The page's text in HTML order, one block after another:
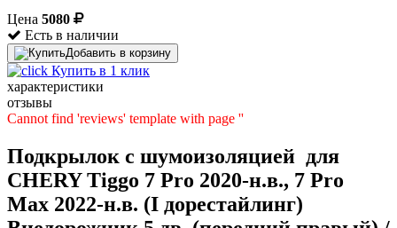
Цена 5080
Есть в наличии
Добавить в корзину
Купить в 1 клик
характеристики
отзывы
Cannot find 'reviews' template with page ''
Подкрылок с шумоизоляцией для
CHERY Tiggo 7 Pro 2020-н.в., 7 Pro
Max 2022-н.в. (I дорестайлинг)